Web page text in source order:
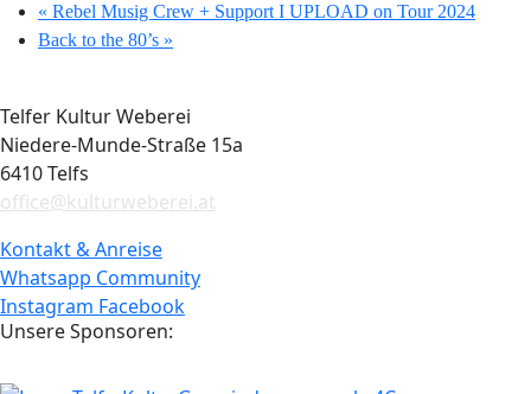
« Rebel Musig Crew + Support I UPLOAD on Tour 2024
Back to the 80’s »
Telfer Kultur Weberei
Niedere-Munde-Straße 15a
6410 Telfs
office@kulturweberei.at
Kontakt & Anreise
Whatsapp Community
Instagram Facebook
Unsere Sponsoren: